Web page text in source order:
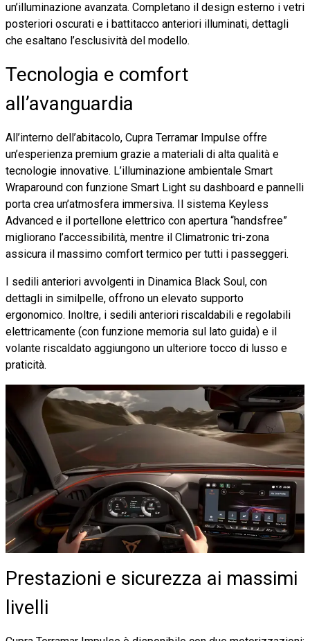
un’illuminazione avanzata. Completano il design esterno i vetri
posteriori oscurati e i battitacco anteriori illuminati, dettagli
che esaltano l’esclusività del modello.
Tecnologia e comfort
all’avanguardia
All’interno dell’abitacolo, Cupra Terramar Impulse offre
un’esperienza premium grazie a materiali di alta qualità e
tecnologie innovative. L’illuminazione ambientale Smart
Wraparound con funzione Smart Light su dashboard e pannelli
porta crea un’atmosfera immersiva. Il sistema Keyless
Advanced e il portellone elettrico con apertura “handsfree”
migliorano l’accessibilità, mentre il Climatronic tri-zona
assicura il massimo comfort termico per tutti i passeggeri.
I sedili anteriori avvolgenti in Dinamica Black Soul, con
dettagli in similpelle, offrono un elevato supporto
ergonomico. Inoltre, i sedili anteriori riscaldabili e regolabili
elettricamente (con funzione memoria sul lato guida) e il
volante riscaldato aggiungono un ulteriore tocco di lusso e
praticità.
Prestazioni e sicurezza ai massimi
livelli